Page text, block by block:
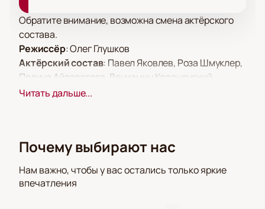
Обратите внимание, возможна смена актёрского
состава.
Режиссёр: Олег Глушков
Актёрский состав: Павел Яковлев, Роза Шмуклер,
Полина Айрапетова, Вениамин Краснянский,
Анатолий Анциферов, Александр Мичков, Игорь
Анатолий Горячев, Дмитрий Рудков, Александр
Александра Кесельман, София Лукиных, Николай
Орловский, Ольга Бодрова
Читать дальше...
Почему выбирают нас
Нам важно, чтобы у вас остались только яркие
впечатления